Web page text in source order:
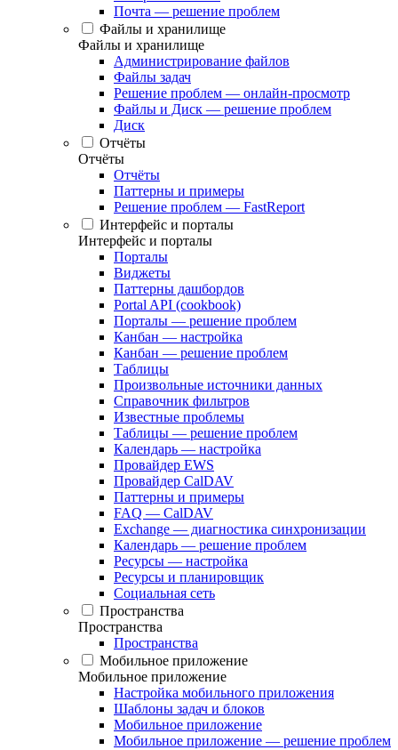
Почта — решение проблем
Файлы и хранилище
Файлы и хранилище
Администрирование файлов
Файлы задач
Решение проблем — онлайн-просмотр
Файлы и Диск — решение проблем
Диск
Отчёты
Отчёты
Отчёты
Паттерны и примеры
Решение проблем — FastReport
Интерфейс и порталы
Интерфейс и порталы
Порталы
Виджеты
Паттерны дашбордов
Portal API (cookbook)
Порталы — решение проблем
Канбан — настройка
Канбан — решение проблем
Таблицы
Произвольные источники данных
Справочник фильтров
Известные проблемы
Таблицы — решение проблем
Календарь — настройка
Провайдер EWS
Провайдер CalDAV
Паттерны и примеры
FAQ — CalDAV
Exchange — диагностика синхронизации
Календарь — решение проблем
Ресурсы — настройка
Ресурсы и планировщик
Социальная сеть
Пространства
Пространства
Пространства
Мобильное приложение
Мобильное приложение
Настройка мобильного приложения
Шаблоны задач и блоков
Мобильное приложение
Мобильное приложение — решение проблем